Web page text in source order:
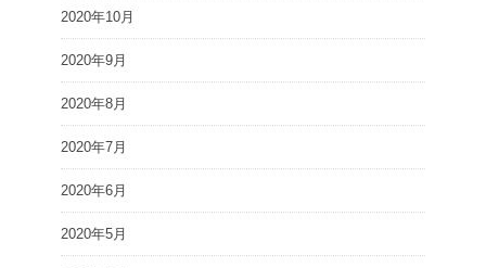
2020年10月
2020年9月
2020年8月
2020年7月
2020年6月
2020年5月